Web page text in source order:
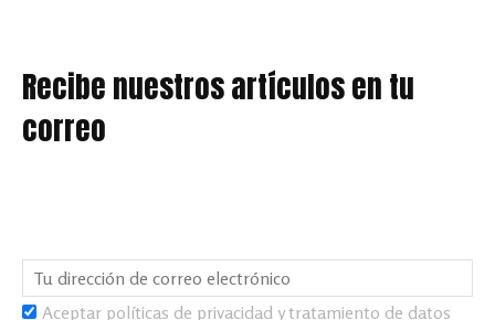
Recibe nuestros artículos en tu
correo
Aceptar políticas de privacidad y tratamiento de datos